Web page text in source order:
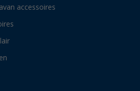
accessoires